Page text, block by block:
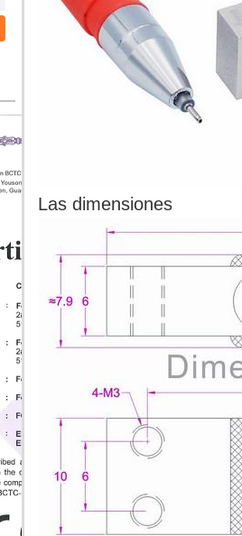
Las dimensiones